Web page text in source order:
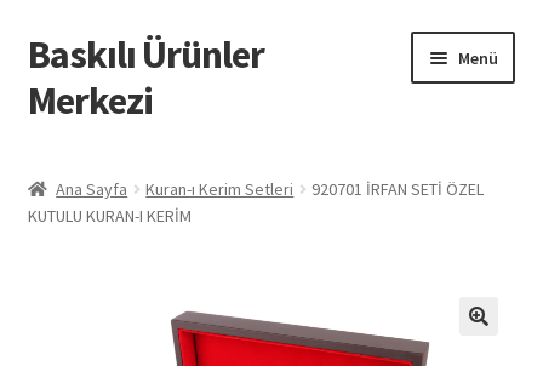
Dolaşıma
geç
İçeriğe
geç
Baskılı Ürünler
Merkezi
Menü
Baskılı Ürünler
Ana Sayfa Kuran-ı Kerim Setleri
920701 İRFAN SETİ ÖZEL
KUTULU KURAN-I KERİM